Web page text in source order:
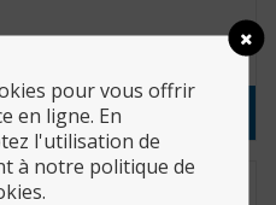
le produit
pour vous offrir
en ligne. En
l'utilisation de
à notre politique de